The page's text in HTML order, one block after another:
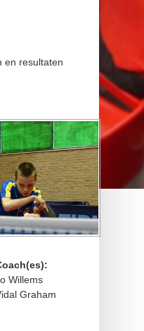
en resultaten
Willems
Graham